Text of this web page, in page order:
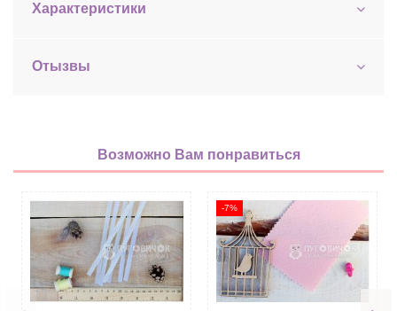
Характеристики
Отызвы
Возможно Вам понравиться
-7%